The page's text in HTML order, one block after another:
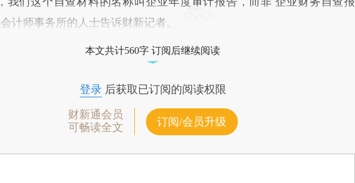
会计师事务所的人士告诉财新记者。
本文共计560字 订阅后继续阅读
登录后获取已订阅的阅读权限
财新通会员
可畅读全文
订阅/会员升级